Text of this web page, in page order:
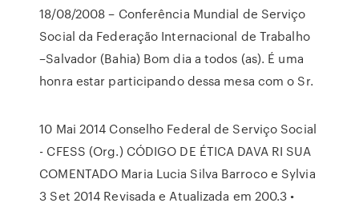
18/08/2008 – Conferência Mundial de Serviço
Social da Federação Internacional de Trabalho
–Salvador (Bahia) Bom dia a todos (as). É uma
honra estar participando dessa mesa com o Sr.
10 Mai 2014 Conselho Federal de Serviço Social
- CFESS (Org.) CÓDIGO DE ÉTICA DAVA RI SUA
COMENTADO Maria Lucia Silva Barroco e Sylvia
3 Set 2014 Revisada e Atualizada em 200.3 •